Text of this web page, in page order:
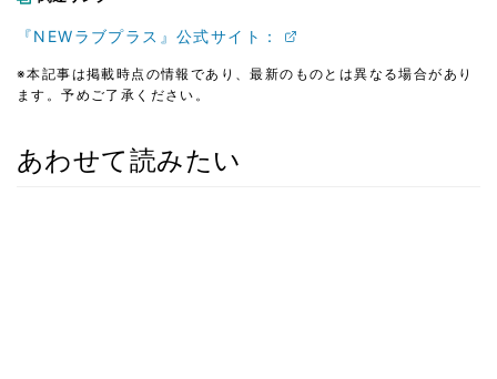
『NEWラブプラス』公式サイト：
※本記事は掲載時点の情報であり、最新のものとは異なる場合があり
ます。予めご了承ください。
あわせて読みたい